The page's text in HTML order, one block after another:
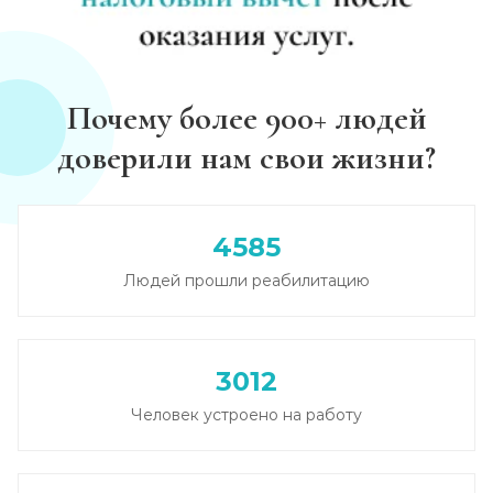
Записаться
Диагностика алкоголизма
от 750 ₽ Записаться
Экстренное вытрезвление
Прокапаться от алкоголя
Записаться
Почему более 900+ людей
доверили нам свои жизни?
4585
Людей прошли реабилитацию
3012
Человек устроено на работу